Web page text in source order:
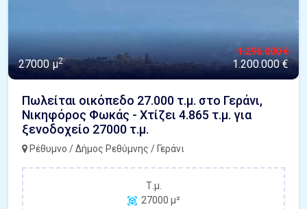
27000 μ2
1.296.000 €
1.200.000 €
Πωλείται οικόπεδο 27.000 τ.μ. στο Γεράνι,
Νικηφόρος Φωκάς - Χτίζει 4.865 τ.μ. για
ξενοδοχείο 27000 τ.μ.
Ρέθυμνο / Δήμος Ρεθύμνης / Γεράνι
Τ.μ.
27000 μ²